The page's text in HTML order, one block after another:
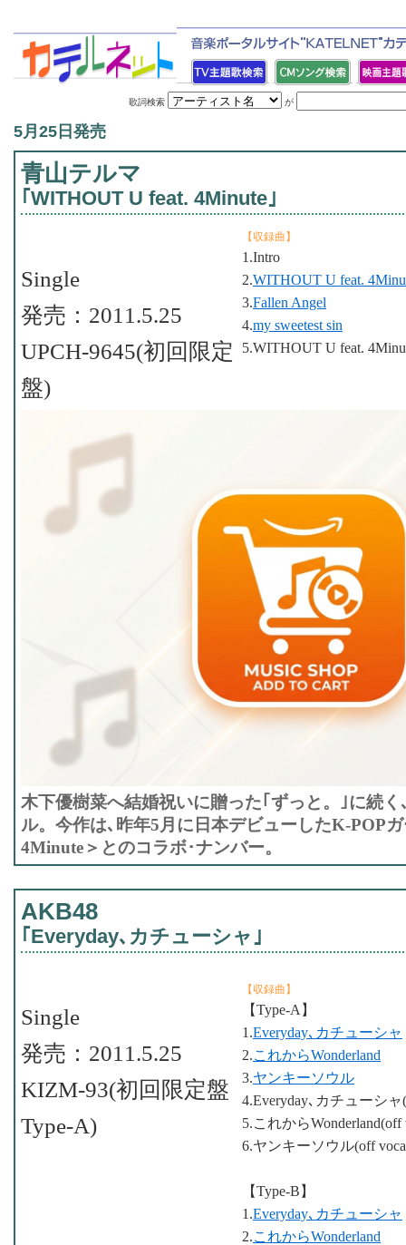
歌詞検索 が
5月25日発売
青山テルマ
｢WITHOUT U feat. 4Minute｣
【収録曲】
1.Intro
2.WITHOUT U feat.
3.Fallen Angel
4.my sweetest sin
5.WITHOUT U feat.
Single
発売：2011.5.25
UPCH-9645(初回限定
盤)
木下優樹菜へ結婚祝いに贈った｢ずっと。｣に続く
ル。今作は､昨年5月に日本デビューしたK-POP
4Minute＞とのコラボ･ナンバー。
AKB48
｢Everyday､カチューシャ｣
【収録曲】
【Type-A】
1.Everyday､カチューシャ
2.これからWonderland
3.ヤンキーソウル
4.Everyday､カチューシャ
5.これからWonderland(off
6.ヤンキーソウル(off
【Type-B】
1.Everyday､カチューシャ
2.これからWonderland
Single
発売：2011.5.25
KIZM-93(初回限定盤
Type-A)